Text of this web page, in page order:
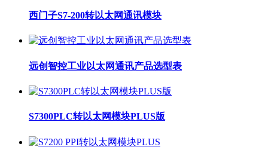
西门子S7-200转以太网通讯模块
远创智控工业以太网通讯产品选型表
S7300PLC转以太网模块PLUS版